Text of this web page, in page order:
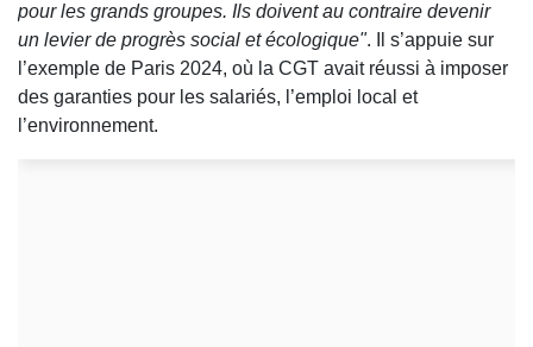
pour les grands groupes. Ils doivent au contraire devenir
un levier de progrès social et écologique". Il s’appuie sur
l’exemple de Paris 2024, où la CGT avait réussi à imposer
des garanties pour les salariés, l’emploi local et
l’environnement.